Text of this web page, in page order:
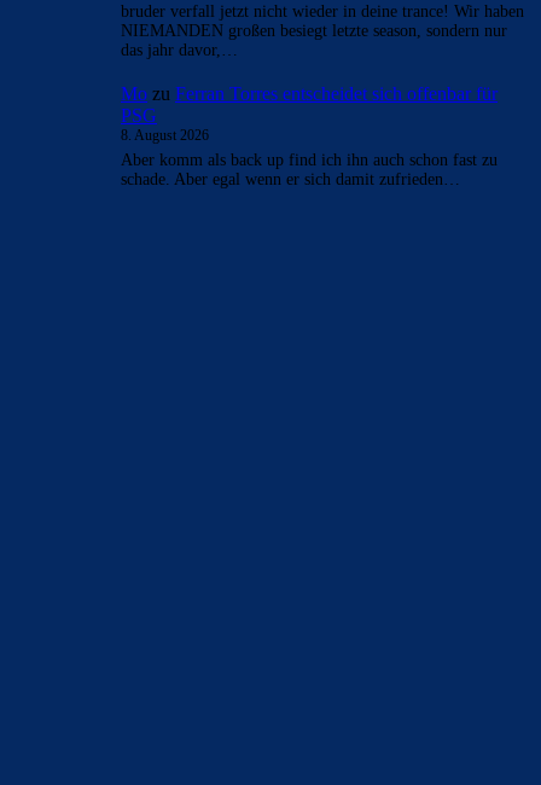
bruder verfall jetzt nicht wieder in deine trance! Wir haben
NIEMANDEN großen besiegt letzte season, sondern nur
das jahr davor,…
Mo zu Ferran Torres entscheidet sich offenbar für
PSG
8. August 2026
Aber komm als back up find ich ihn auch schon fast zu
schade. Aber egal wenn er sich damit zufrieden…